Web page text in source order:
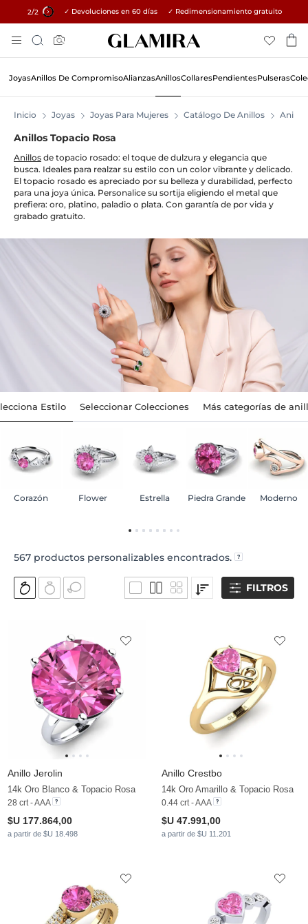
1/2 15% en todos los pedidos →
✓ Devoluciones en 60 días ✓ Redimensionamiento gratuito
To
Content
Búsqueda
JoyasAnillos De CompromisoAlianzasAnillosCollaresPendientesPulseras
Inicio Joyas Joyas Para Mujeres Catálogo De Anillos Anillos
Anillos Topacio Rosa
Anillos de topacio rosado: el toque de dulzura y elegancia que
busca. Ideales para realzar su estilo con un color vibrante y delicado.
El topacio rosado es apreciado por su belleza y durabilidad, perfecto
para una joya única. Personalice su sortija eligiendo el metal que
prefiera: oro, platino, paladio o plata. Con garantía de por vida y
grabado gratuito.
Estilo Seleccionar Colecciones Más categorías de
Corazón Flower Estrella Piedra Grande Moderno
567 productos personalizables encontrados.
FILTROS
Anillo Jerolin
14k Oro Blanco & Topacio Rosa
28 crt - AAA
$U 177.864,00
a partir de $U 18.498
Anillo Crestbo
14k Oro Amarillo & Topacio Rosa
0.44 crt - AAA
$U 47.991,00
a partir de $U 11.201